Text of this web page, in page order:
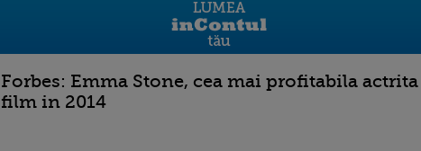
Forbes: Emma Stone, cea mai profitabila
film in 2014